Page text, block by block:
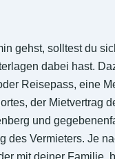
gehst, solltest du
dabei hast.
Reisepass, eine
der Mietvertrag
und
des Vermieters. Je
mit deiner Familie,